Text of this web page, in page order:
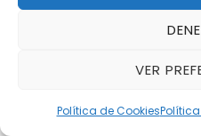
VER
Política de Cookies
tesoro? Muchos lo han
explorador y ven a
Duración Aproximada 90